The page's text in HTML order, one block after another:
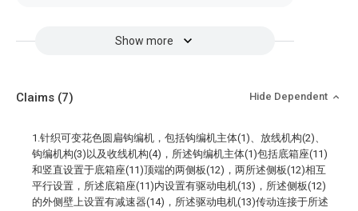
Show more
Claims (7) Hide Dependent
1.针织可变花色圆扁钩编机，包括钩编机主体(1)、放线机构(2)、
钩编机构(3)以及收线机构(4)，所述钩编机主体(1)包括底箱座(11)
和竖直设置于底箱座(11)顶端的两侧板(12)，两所述侧板(12)相互
平行设置，所述底箱座(11)内设置有驱动电机(13)，所述侧板(12)
的外侧壁上设置有减速器(14)，所述驱动电机(13)传动连接于所述